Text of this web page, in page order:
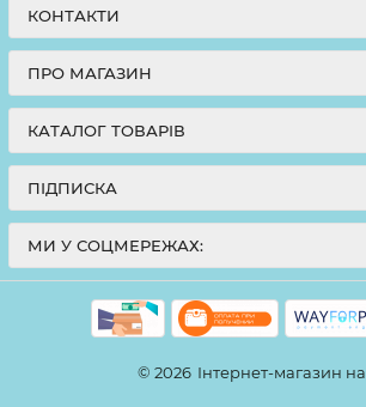
КОНТАКТИ
ПРО МАГАЗИН
КАТАЛОГ ТОВАРІВ
ПІДПИСКА
МИ У СОЦМЕРЕЖАХ:
© 2026 Інтернет-магазин на